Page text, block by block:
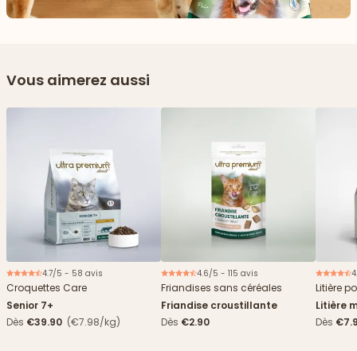
Vous aimerez aussi
Nouveau
4.7/5 - 58 avis
Croquettes Care
Senior 7+
Dès €39.90 (€7.98/kg)
4.6/5 - 115 avis
Friandises sans céréales
Friandise croustillante
Dès €2.90
Litière
Litière
Dès